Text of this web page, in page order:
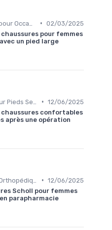
• 02/03/2025
pour femmes
un pied large
• 12/06/2025
chaussures confortables
après une opération
• 12/06/2025
Scholl pour femmes
parapharmacie